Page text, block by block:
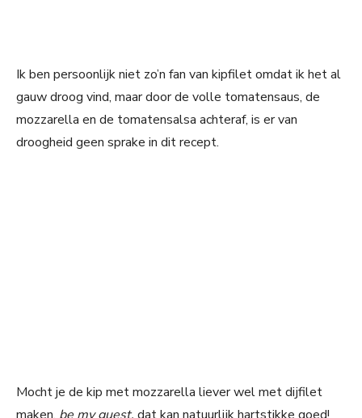
Ik ben persoonlijk niet zo’n fan van kipfilet omdat ik het al
gauw droog vind, maar door de volle tomatensaus, de
mozzarella en de tomatensalsa achteraf, is er van
droogheid geen sprake in dit recept.
Mocht je de kip met mozzarella liever wel met dijfilet